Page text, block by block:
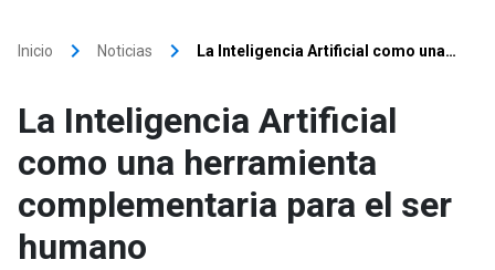
Inicio keyboard_arrow_right Noticias keyboard_arrow_right
La Inteligencia Artificial como una
La Inteligencia Artificial
como una herramienta
complementaria para el ser
humano